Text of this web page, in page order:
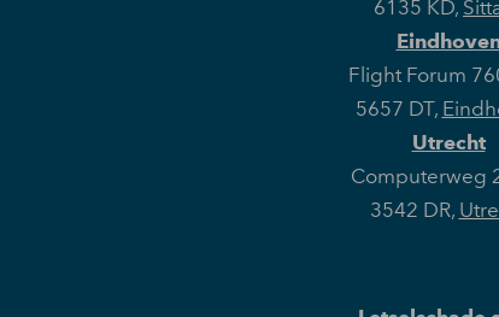
6135 KD,
Flight Forum
5657 DT,
Utrecht
Computerweg
3542 DR,